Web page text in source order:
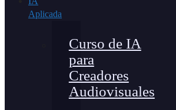
Aplicada
Curso de IA
para
Creadores
Audiovisuales